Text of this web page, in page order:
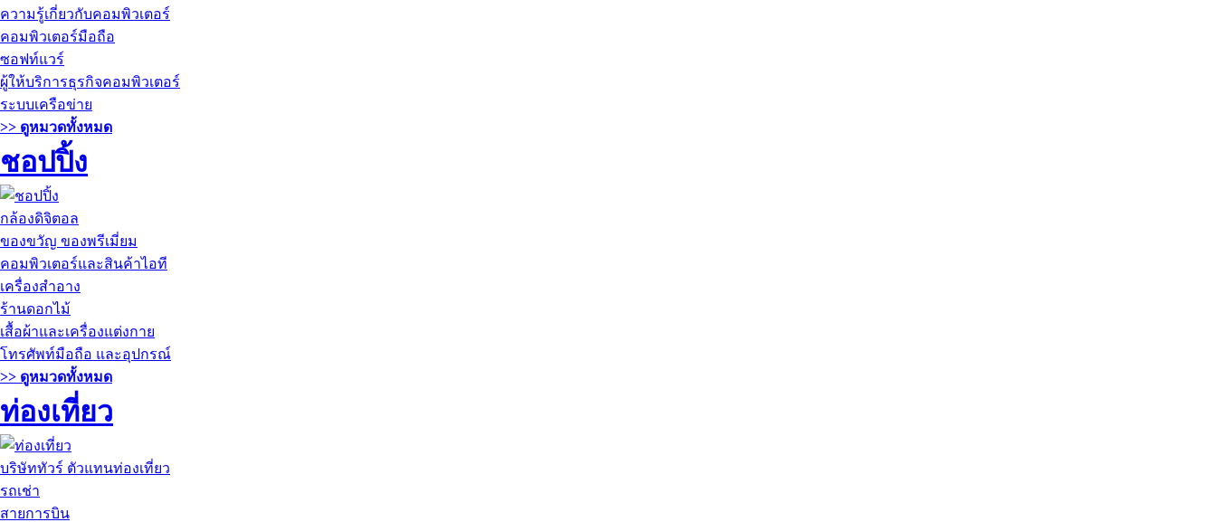
ความรู้เกี่ยวกับคอมพิวเตอร์
คอมพิวเตอร์มือถือ
ซอฟท์แวร์
ผู้ให้บริการธุรกิจคอมพิวเตอร์
ระบบเครือข่าย
>> ดูหมวดทั้งหมด
ชอปปิ้ง
กล้องดิจิตอล
ของขวัญ ของพรีเมี่ยม
คอมพิวเตอร์และสินค้าไอที
เครื่องสำอาง
ร้านดอกไม้
เสื้อผ้าและเครื่องแต่งกาย
โทรศัพท์มือถือ และอุปกรณ์
>> ดูหมวดทั้งหมด
ท่องเที่ยว
บริษัททัวร์ ตัวแทนท่องเที่ยว
รถเช่า
สายการบิน